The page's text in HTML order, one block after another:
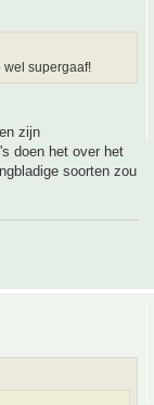
wel supergaaf!
zijn
doen het over het
soorten zou